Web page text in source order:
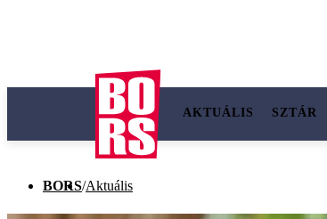
AKTUÁLIS SZTÁR
BORS/Aktuális